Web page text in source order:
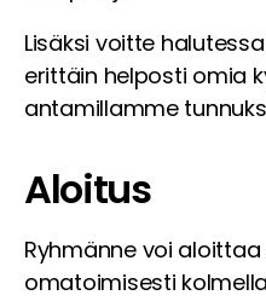
Lisäksi voitte
erittäin helposti omia
antamillamme
Aloitus
Ryhmänne voi
omatoimisesti